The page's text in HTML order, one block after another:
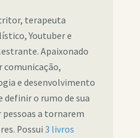
terapeuta
Youtuber e
Apaixonado
comunicação,
e desenvolvimento
definir o rumo de sua
pessoas a tornarem
Possui 3 livros